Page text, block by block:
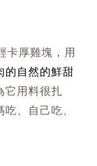
卡厚雞塊，用
的自然的鮮甜
它用料很扎
、自己吃、